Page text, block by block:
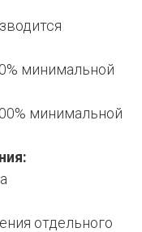
минимальной
минимальной
отдельного